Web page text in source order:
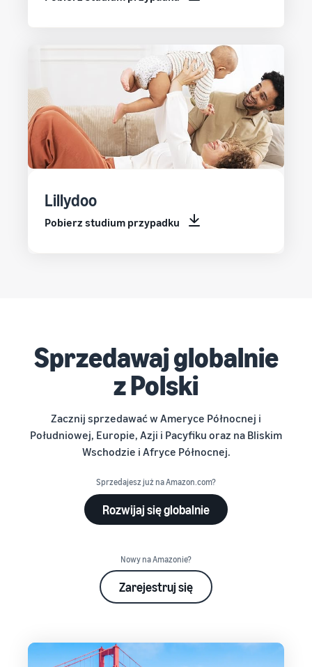
Lillydoo
Pobierz studium przypadku
Sprzedawaj globalnie
z Polski
Zacznij sprzedawać w Ameryce Północnej i
Południowej, Europie, Azji i Pacyfiku oraz na Bliskim
Wschodzie i Afryce Północnej.
Sprzedajesz już na Amazon.com?
Rozwijaj się globalnie
Nowy na Amazonie?
Zarejestruj się